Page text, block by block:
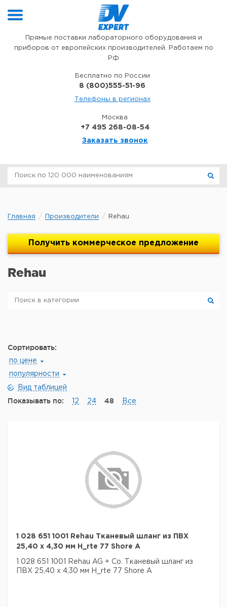
Прямые поставки лабораторного оборудования и
приборов от европейских производителей. Работаем по
РФ
Бесплатно по России
8 (800)555-51-96
Телефоны в регионах
Москва
+7 495 268-08-54
Заказать звонок
Главная Производители Rehau
Получить коммерческое предложение
Rehau
Сортировать:
по цене
популярности
Вид таблицей
Показывать по: 12 24 48 Все
1 028 651 1001 Rehau Тканевый шланг из ПВХ
25,40 х 4,30 мм H_rte 77 Shore A
1 028 651 1001 Rehau AG + Co. Тканевый шланг из
ПВХ 25,40 х 4,30 мм H_rte 77 Shore A